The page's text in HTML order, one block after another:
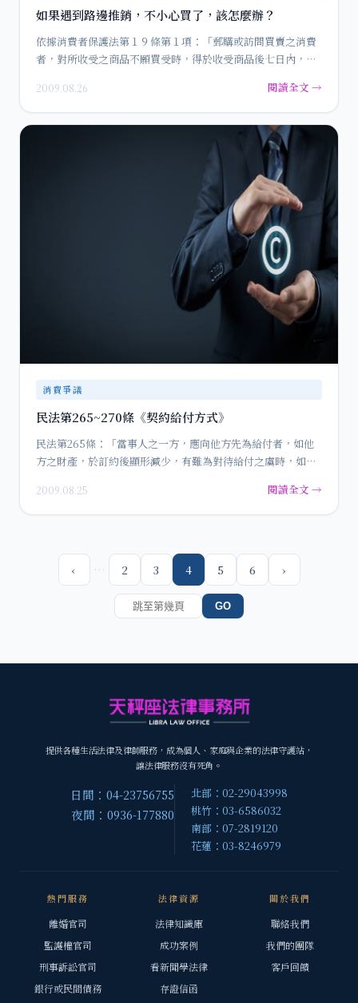
如果遇到路邊推銷，不小心買了，該怎麼辦？
依據消費者保護法第１９條第１項：「郵購或訪問買賣之消費
者，對所收受之商品不願買受時，得於收受商品後七日內，退
2009.08.26 閱讀全文 →
消費爭議
民法第265~270條《契約給付方式》
民法第265條：「當事人之一方，應向他方先為給付者，如他
方之財產，於訂約後顯形減少，有難為對待給付之虞時，如他
2009.08.25 閱讀全文 →
‹ … 2 3 4 5 6 ›
GO
提供各種生活法律及律師服務，成為個人、家庭與企業的法律守護站，
讓法律服務沒有死角。
日間：04-23756755
夜間：0936-177880
北部：02-29043998
桃竹：03-6586032
南部：07-2819120
花蓮：03-8246979
熱門服務
離婚官司
監護權官司
刑事訴訟官司
銀行或民間債務
法律資源
法律知識庫
成功案例
看新聞學法律
存證信函
關於我們
聯絡我們
我們的團隊
客戶回饋